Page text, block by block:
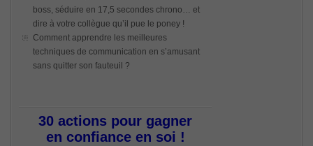
boss, séduire en 17,5 secondes chrono… et
dire à votre collègue qu’il pue le poney !
Comment apprendre les meilleures
techniques de communication en s’amusant
sans quitter son fauteuil ?
30 actions pour gagner
en confiance en soi !